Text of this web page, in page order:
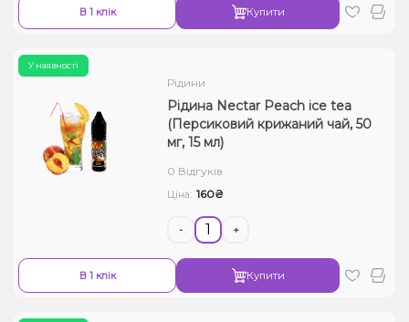
В 1 клік Купити
У наявності
Рідини
Рідина Nectar Peach ice tea
(Персиковий крижаний чай, 50
мг, 15 мл)
0 Відгуків
Ціна: 160₴
- +
В 1 клік Купити